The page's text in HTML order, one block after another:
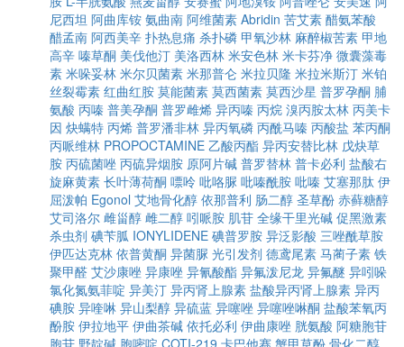
尼西坦 阿曲库铵 氨曲南 阿维菌素 Abridin 苦艾素 醋氨苯酸
醋孟南 阿西美辛 扑热息痛 杀扑磷 甲氧沙林 麻醉椒苦素 甲地
高辛 嗪草酮 美伐他汀 美洛西林 米安色林 米卡芬净 微囊藻毒
素 米哚妥林 米尔贝菌素 米那普仑 米拉贝隆 米拉米斯汀 米铂
丝裂霉素 红曲红胺 莫能菌素 莫西菌素 莫西沙星 普罗孕酮 脯
氨酸 丙嗪 普美孕酮 普罗雌烯 异丙嗪 丙烷 溴丙胺太林 丙美卡
因 炔螨特 丙烯 普罗潘非林 异丙氧磷 丙酰马嗪 丙酸盐 苯丙酮
丙哌维林 PROPOCTAMINE 乙酸丙酯 异丙安替比林 戊炔草
胺 丙硫菌唑 丙硫异烟胺 原阿片碱 普罗替林 普卡必利 盐酸右
旋麻黄素 长叶薄荷酮 嘌呤 吡咯脲 吡嗪酰胺 吡嗪 艾塞那肽 伊
屈泼帕 Egonol 艾地骨化醇 依那普利 肠二醇 圣草酚 赤藓糖醇
艾司洛尔 雌甾醇 雌二醇 吲哌胺 肌苷 全缘干里光碱 促黑激素
杀虫剂 碘苄胍 IONYLIDENE 碘普罗胺 异泛影酸 三唑酰草胺
伊匹达克林 依普黄酮 异菌脲 光引发剂 德鸢尾素 马蔺子素 铁
聚甲醛 艾沙康唑 异康唑 异氰酸酯 异氟泼尼龙 异氟醚 异吲哚
氯化氮氨菲啶 异美汀 异丙肾上腺素 盐酸异丙肾上腺素 异丙
碘胺 异喹啉 异山梨醇 异硫蓝 异噻唑 异噻唑啉酮 盐酸苯氧丙
酚胺 伊拉地平 伊曲茶碱 依托必利 伊曲康唑 胱氨酸 阿糖胞苷
胞苷 野靛碱 胞嘧啶 COTI-219 卡巴他赛 蟹甲草酚 骨化二醇